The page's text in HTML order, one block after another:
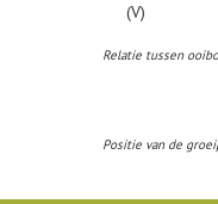
(V)
Relatie tussen
Positie van de